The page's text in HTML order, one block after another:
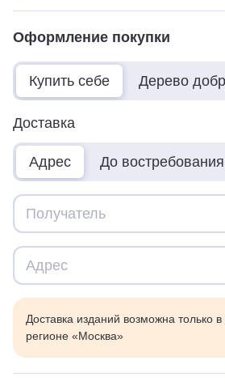
Оформление покупки
Купить себе Дерево
Доставка
Адрес До востребования
Доставка изданий возможна только
регионе «Москва»